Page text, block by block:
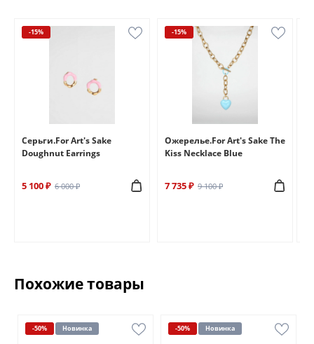
-15%
Серьги.For Art's Sake
Doughnut Earrings
5 100 ₽ 6 000 ₽
-15%
Ожерелье.For Art's Sake The
Kiss Necklace Blue
7 735 ₽ 9 100 ₽
Похожие товары
-50% Новинка -50% Новинка